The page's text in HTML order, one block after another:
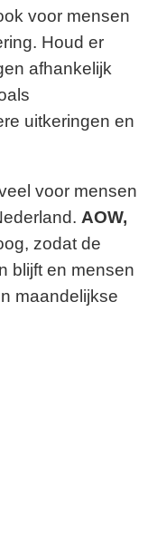
voor mensen
Houd er
afhankelijk
uitkeringen en
voor mensen
AOW,
zodat de
blijft en mensen
maandelijkse